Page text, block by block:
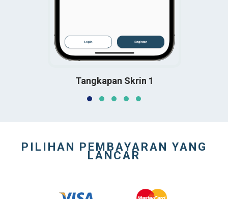
Tangkapan Skrin 1
PILIHAN PEMBAYARAN YANG
LANCAR